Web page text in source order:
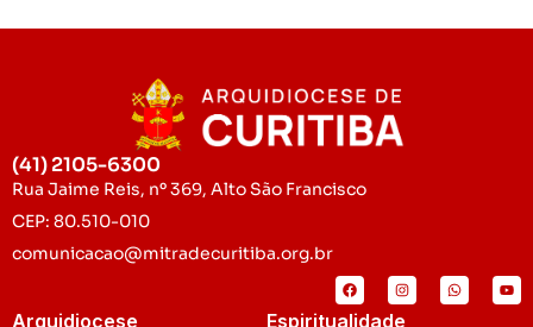
(41) 2105-6300
Rua Jaime Reis, nº 369, Alto São Francisco
CEP: 80.510-010
comunicacao@mitradecuritiba.org.br
Arquidiocese Espiritualidade